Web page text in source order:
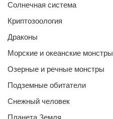
Солнечная система
Криптозоология
Драконы
Морские и океанские монстры
Озерные и речные монстры
Подземные обитатели
Снежный человек
Планета Земля